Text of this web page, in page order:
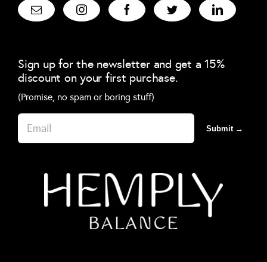
Sign up for the newsletter and get a 15%
discount on your first purchase.
(Promise, no spam or boring stuff)
Submit →